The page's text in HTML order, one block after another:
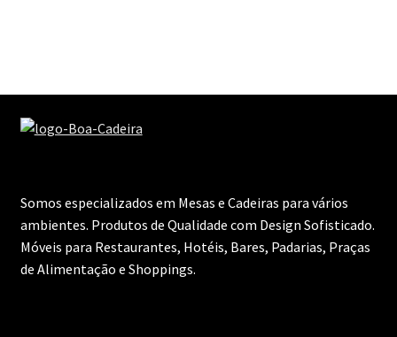
Somos especializados em Mesas e Cadeiras para vários
ambientes. Produtos de Qualidade com Design Sofisticado.
Móveis para Restaurantes, Hotéis, Bares, Padarias, Praças
de Alimentação e Shoppings.